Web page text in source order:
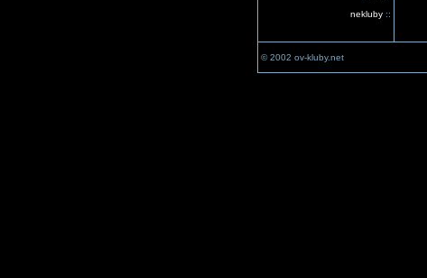
nekluby::
© 2002 ov-kluby.net